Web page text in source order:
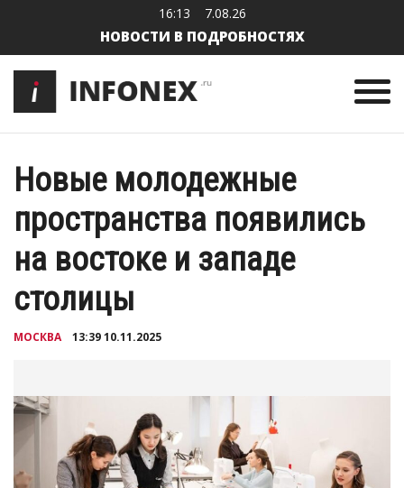
16:13 7.08.26
НОВОСТИ В ПОДРОБНОСТЯХ
Новые молодежные
пространства появились
на востоке и западе
столицы
МОСКВА 13:39 10.11.2025